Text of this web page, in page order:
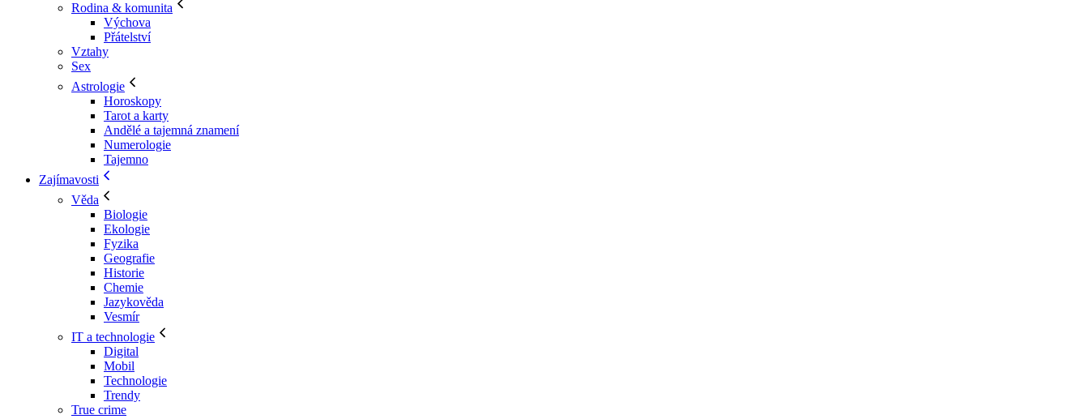
Rodina & komunita
Výchova
Přátelství
Vztahy
Sex
Astrologie
Horoskopy
Tarot a karty
Andělé a tajemná znamení
Numerologie
Tajemno
Zajímavosti
Věda
Biologie
Ekologie
Fyzika
Geografie
Historie
Chemie
Jazykověda
Vesmír
IT a technologie
Digital
Mobil
Technologie
Trendy
True crime